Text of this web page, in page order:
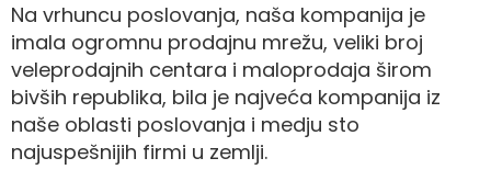
Na vrhuncu poslovanja, naša kompanija je
imala ogromnu prodajnu mrežu, veliki broj
veleprodajnih centara i maloprodaja širom
bivših republika, bila je najveća kompanija iz
naše oblasti poslovanja i medju sto
najuspešnijih firmi u zemlji.